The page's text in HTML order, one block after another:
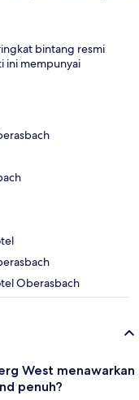
bintang resmi
ini mempunyai
Oberasbach
West menawarkan
penuh?